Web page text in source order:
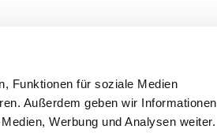
Funktionen für soziale Medien
Außerdem geben wir Informationen
Werbung und Analysen weiter.